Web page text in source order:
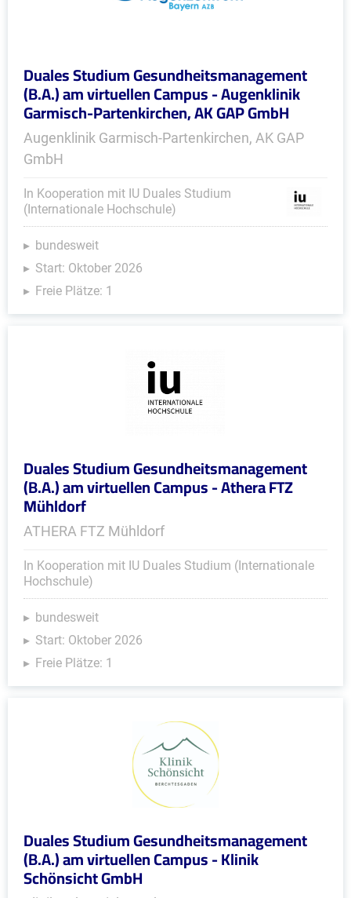
Duales Studium Gesundheitsmanagement
(B.A.) am virtuellen Campus - Augenklinik
Garmisch-Partenkirchen, AK GAP GmbH
Augenklinik Garmisch-Partenkirchen, AK GAP
GmbH
In Kooperation mit IU Duales Studium
(Internationale Hochschule)
bundesweit
Start: Oktober 2026
Freie Plätze: 1
Duales Studium Gesundheitsmanagement
(B.A.) am virtuellen Campus - Athera FTZ
Mühldorf
ATHERA FTZ Mühldorf
In Kooperation mit IU Duales Studium (Internationale
Hochschule)
bundesweit
Start: Oktober 2026
Freie Plätze: 1
Duales Studium Gesundheitsmanagement
(B.A.) am virtuellen Campus - Klinik
Schönsicht GmbH